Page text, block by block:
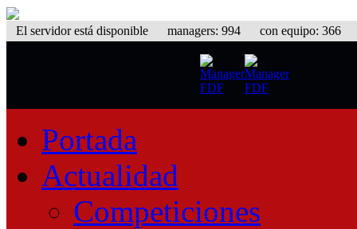
El servidor está disponible managers: 994 con equipo: 366
Portada
Actualidad
Competiciones